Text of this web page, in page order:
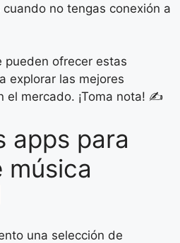
no tengas conexión a
pueden ofrecer estas
explorar las mejores
el mercado. ¡Toma nota! ✍️
apps para
una selección de